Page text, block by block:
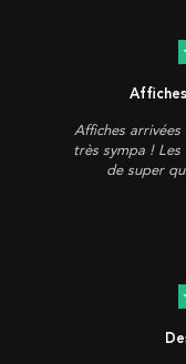
Affiches
très sympa !
de super